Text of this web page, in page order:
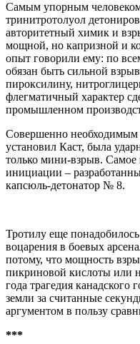
Самым упорным
тринитротолуол
авторитетный химик и
мощной, но капризной и
опыт говорили ему: по
обязан быть сильной
пироксилину,
флегматичный характер
промышленном
Совершенно необходимым
установил Каст, была
только мини-взрыв. Самое
инициации –
капсюль-детонатор № 8.
Тротилу еще
воцарения в боевых
потому, что мощность
пикриновой кислоты или
года трагедия канадского
земли за считанные
аргументом в пользу
***